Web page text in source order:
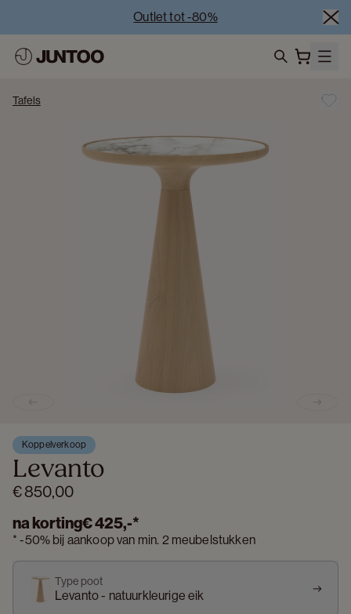
Outlet tot -80%
Uitverkoop van showroommodellen – Bezoek onze
showrooms
Koppelverkoop -50% bij aankoop van minstens 2
meubelstukken
Tafels
Koppelverkoop
Levanto
€ 850,00
na korting€ 425,-*
*-50% bij aankoop van min. 2 meubelstukken
Type poot
Levanto - natuurkleurige eik